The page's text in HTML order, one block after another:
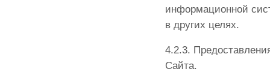
информационной
в других целях.
4.2.3.
Сайта.